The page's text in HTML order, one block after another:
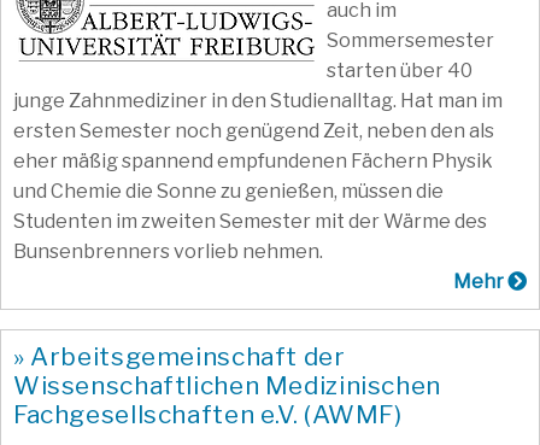
auch im
Sommersemester
starten über 40
junge Zahnmediziner in den Studienalltag. Hat man im
ersten Semester noch genügend Zeit, neben den als
eher mäßig spannend empfundenen Fächern Physik
und Chemie die Sonne zu genießen, müssen die
Studenten im zweiten Semester mit der Wärme des
Bunsenbrenners vorlieb nehmen.
Mehr
» Arbeitsgemeinschaft der
Wissenschaftlichen Medizinischen
Fachgesellschaften e.V. (AWMF)